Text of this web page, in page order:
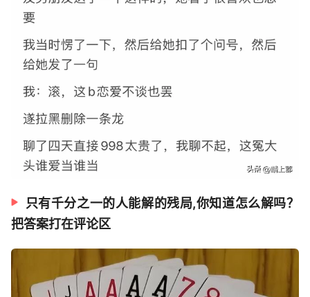
只有千分之一的人能解的残局,你知道怎么解吗？
把答案打在评论区